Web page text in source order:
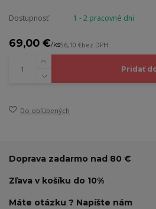
Dostupnosť 1 - 2 pracovné dni
69,00 €/ks56,10 €bez DPH
Pridať
Do obľúbených
Doprava zadarmo nad 80 €
Zľava v košíku do 10%
Máte otázku ? Napíšte nám